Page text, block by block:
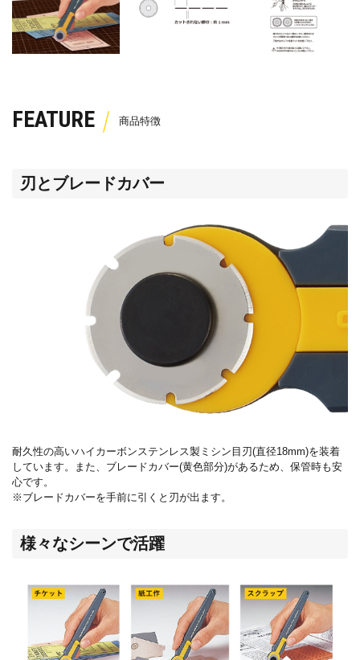
FEATURE
刃とブレードカバー
耐久性の高いハイカーボンステンレス製ミシン目刃(直径18mm)を装着
しています。また、ブレードカバー(黄色部分)があるため、保管時も安
心です。
※ブレードカバーを手前に引くと刃が出ます。
様々なシーンで活躍